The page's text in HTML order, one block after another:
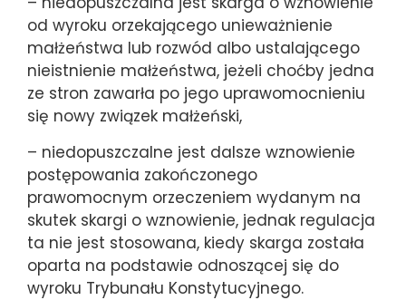
od wyroku orzekającego unieważnienie
małżeństwa lub rozwód albo ustalającego
nieistnienie małżeństwa, jeżeli choćby jedna
ze stron zawarła po jego uprawomocnieniu
się nowy związek małżeński,
– niedopuszczalne jest dalsze wznowienie
postępowania zakończonego
prawomocnym orzeczeniem wydanym na
skutek skargi o wznowienie, jednak regulacja
ta nie jest stosowana, kiedy skarga została
oparta na podstawie odnoszącej się do
wyroku Trybunału Konstytucyjnego.